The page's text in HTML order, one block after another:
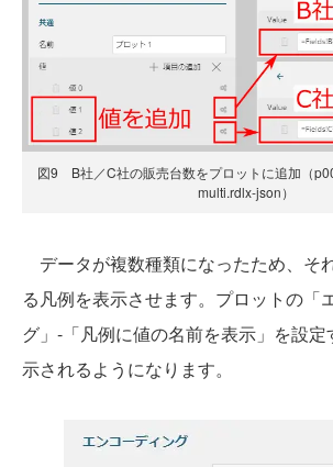
図9 B社／C社の販売台数をプロットに追加（
multi.rdlx-json）
データが複数種類になったため、そ
る凡例を表示させます。プロットの「
グ」-「凡例に値の名前を表示」を設
示されるようになります。